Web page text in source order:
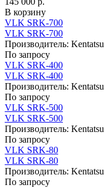
В корзину
VLK SRK-700
VLK SRK-700
Производитель: Kentatsu
По запросу
VLK SRK-400
VLK SRK-400
Производитель: Kentatsu
По запросу
VLK SRK-500
VLK SRK-500
Производитель: Kentatsu
По запросу
VLK SRK-80
VLK SRK-80
Производитель: Kentatsu
По запросу